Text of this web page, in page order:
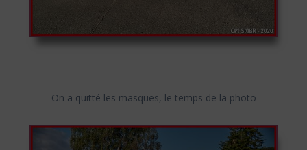
On a quitté les masques, le temps de la photo